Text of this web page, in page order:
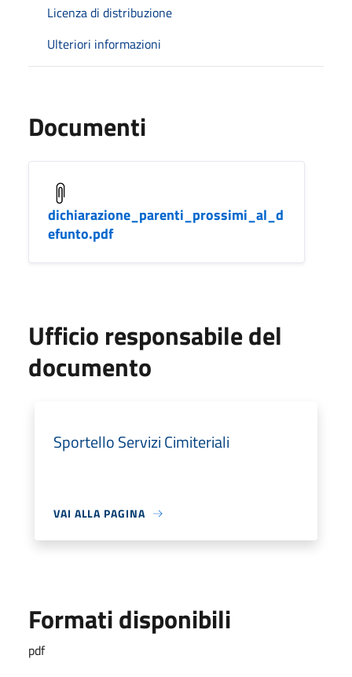
Licenza di distribuzione
Ulteriori informazioni
Documenti
dichiarazione_parenti_prossimi_al_d
efunto.pdf
Ufficio responsabile del
documento
Sportello Servizi Cimiteriali
VAI ALLA PAGINA
Formati disponibili
pdf